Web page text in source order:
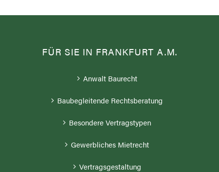
FÜR SIE IN FRANKFURT A.M.
Anwalt Baurecht
Baubegleitende Rechtsberatung
Besondere Vertragstypen
Gewerbliches Mietrecht
Vertragsgestaltung